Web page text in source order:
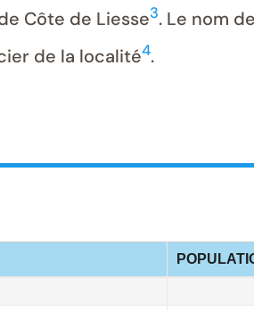
Côte de Liesse3. Le nom
de la localité4.